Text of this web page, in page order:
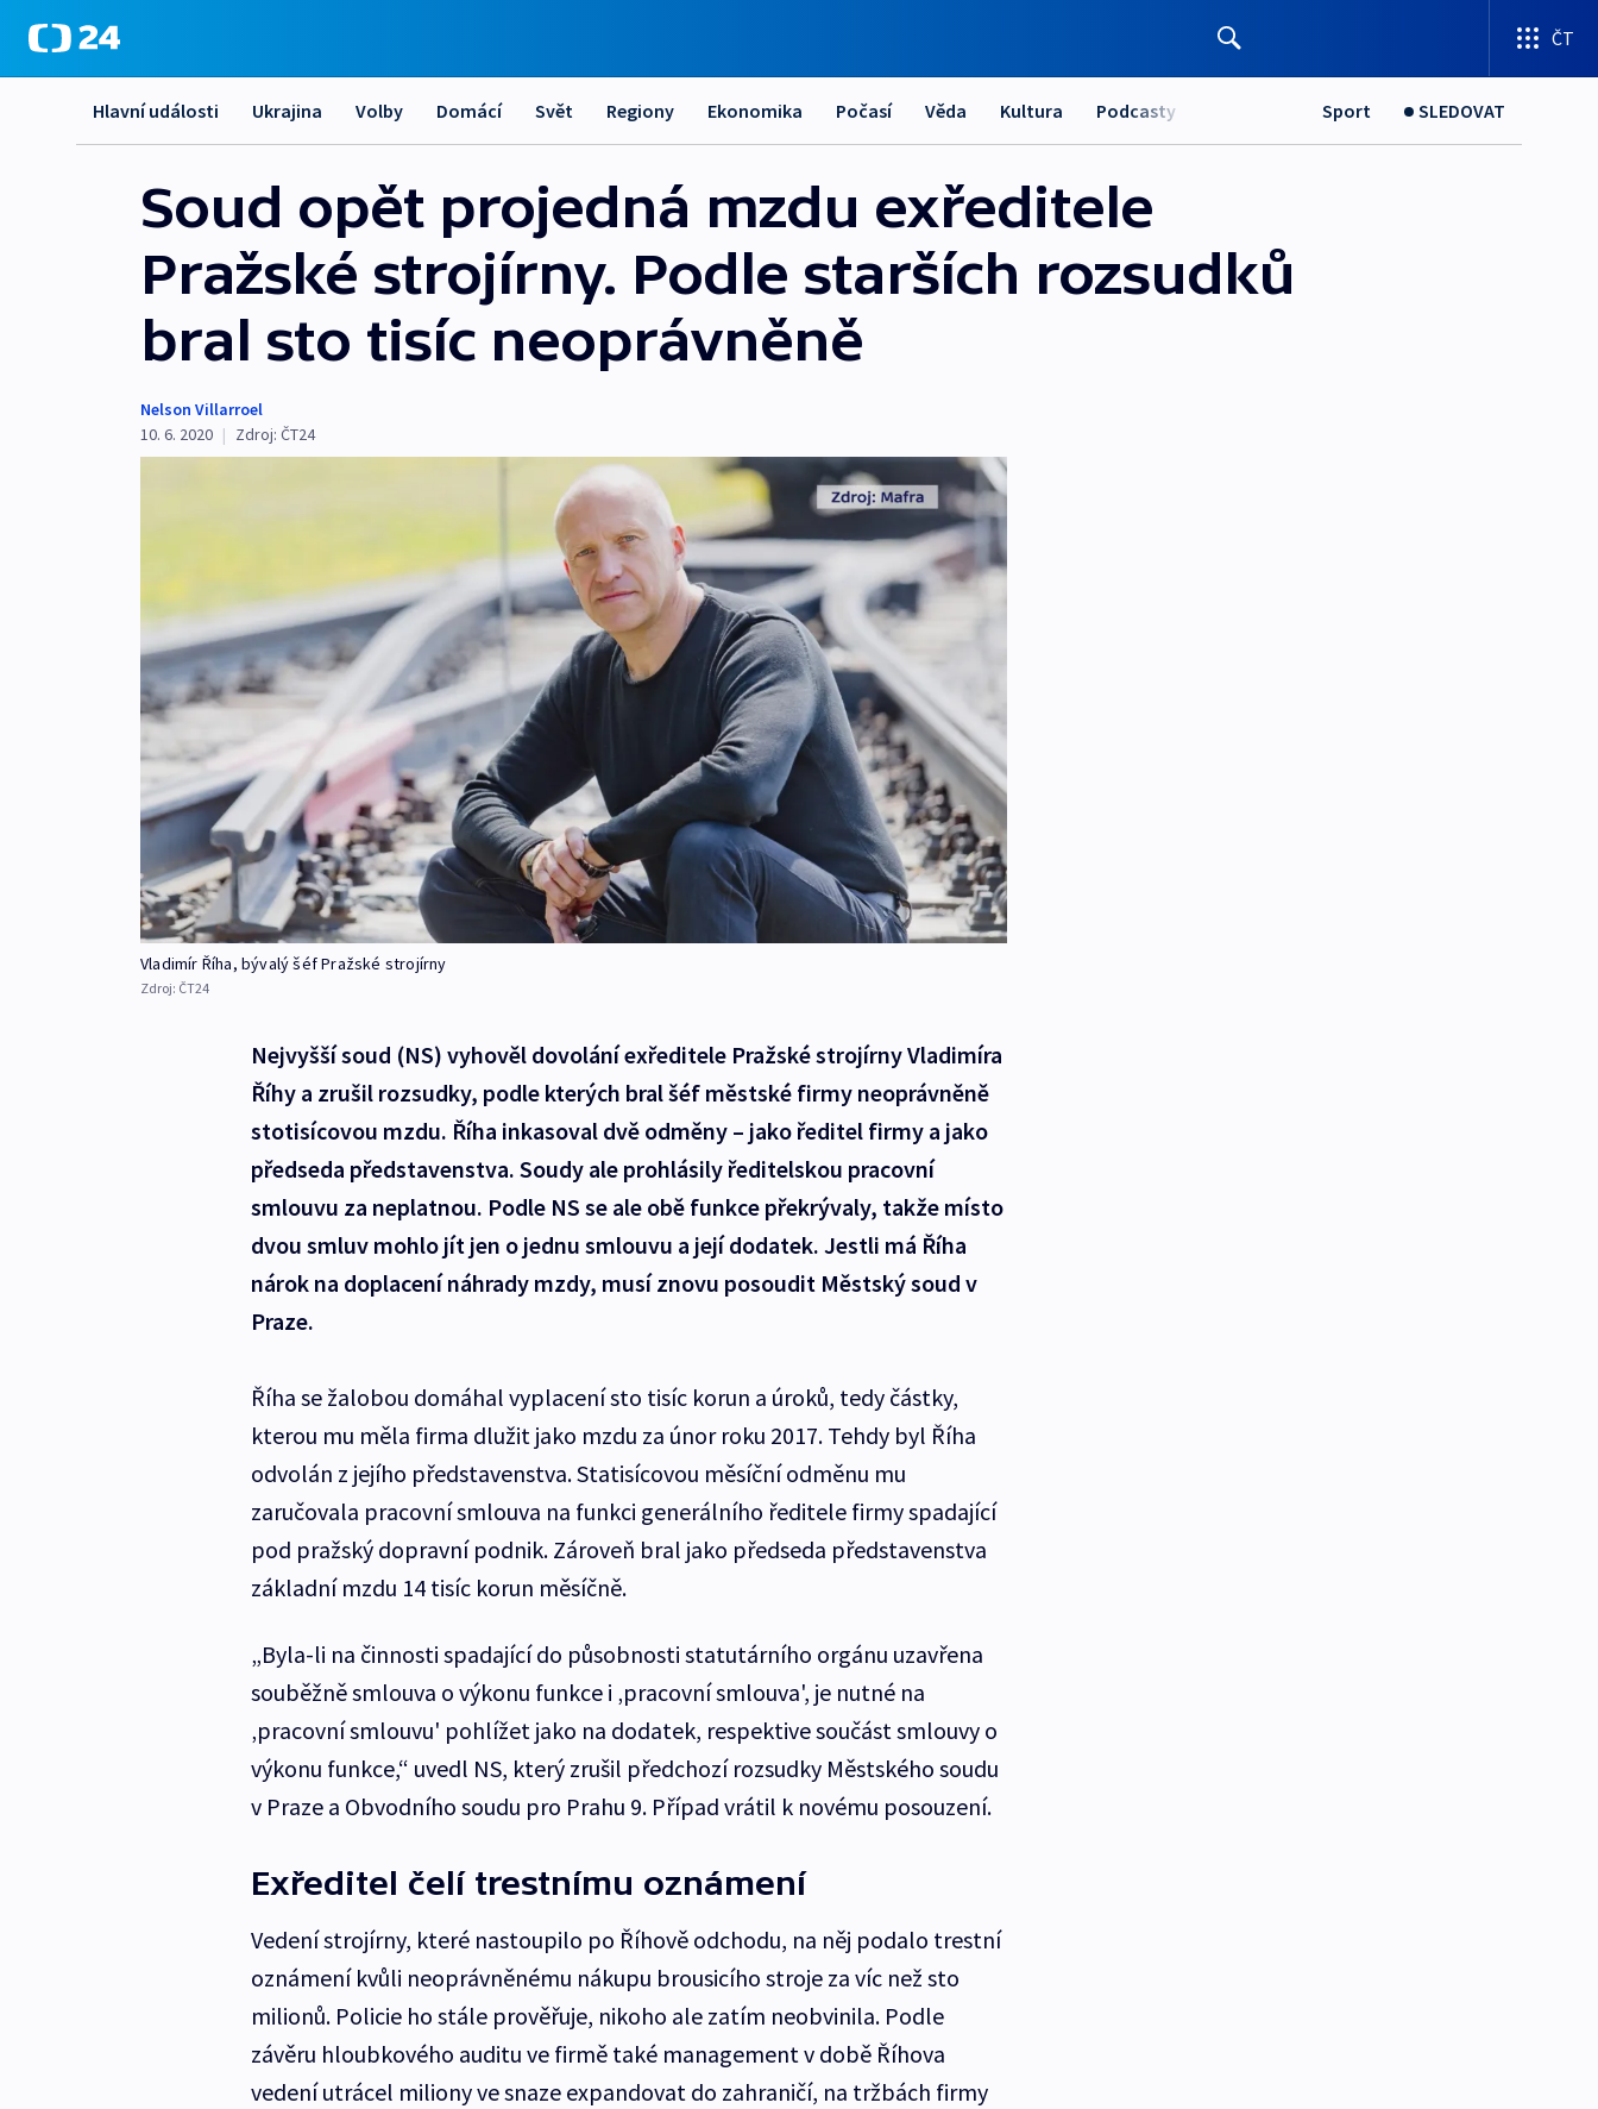
ČT
Hlavní události Ukrajina Volby Domácí Svět Regiony Ekonomika Počasí Věda Kultura Podcasty Sport SLEDOVAT
Soud opět projedná mzdu exředitele
Pražské strojírny. Podle starších rozsudků
bral sto tisíc neoprávněně
Nelson Villarroel
10. 6. 2020 | Zdroj: ČT24
Vladimír Říha, bývalý šéf Pražské strojírny
Zdroj: ČT24
Nejvyšší soud (NS) vyhověl dovolání exředitele Pražské strojírny Vladimíra
Říhy a zrušil rozsudky, podle kterých bral šéf městské firmy neoprávněně
stotisícovou mzdu. Říha inkasoval dvě odměny – jako ředitel firmy a jako
předseda představenstva. Soudy ale prohlásily ředitelskou pracovní
smlouvu za neplatnou. Podle NS se ale obě funkce překrývaly, takže místo
dvou smluv mohlo jít jen o jednu smlouvu a její dodatek. Jestli má Říha
nárok na doplacení náhrady mzdy, musí znovu posoudit Městský soud v
Praze.
Říha se žalobou domáhal vyplacení sto tisíc korun a úroků, tedy částky,
kterou mu měla firma dlužit jako mzdu za únor roku 2017. Tehdy byl Říha
odvolán z jejího představenstva. Statisícovou měsíční odměnu mu
zaručovala pracovní smlouva na funkci generálního ředitele firmy spadající
pod pražský dopravní podnik. Zároveň bral jako předseda představenstva
základní mzdu 14 tisíc korun měsíčně.
„Byla-li na činnosti spadající do působnosti statutárního orgánu uzavřena
souběžně smlouva o výkonu funkce i ‚pracovní smlouva', je nutné na
‚pracovní smlouvu' pohlížet jako na dodatek, respektive součást smlouvy o
výkonu funkce,“ uvedl NS, který zrušil předchozí rozsudky Městského soudu
v Praze a Obvodního soudu pro Prahu 9. Případ vrátil k novému posouzení.
Exředitel čelí trestnímu oznámení
Vedení strojírny, které nastoupilo po Říhově odchodu, na něj podalo trestní
oznámení kvůli neoprávněnému nákupu brousicího stroje za víc než sto
milionů. Policie ho stále prověřuje, nikoho ale zatím neobvinila. Podle
závěru hloubkového auditu ve firmě také management v době Říhova
vedení utrácel miliony ve snaze expandovat do zahraničí, na tržbách firmy